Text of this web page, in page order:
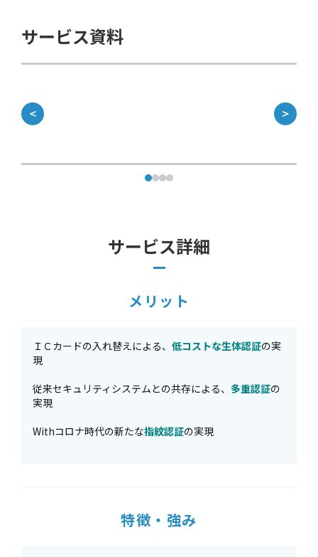
サービス資料
＜ ＞
サービス詳細
メリット
ＩＣカードの入れ替えによる、 低コストな生体認証の実
現
従来セキュリティシステムとの共存による、 多重認証の
実現
Withコロナ時代の新たな指紋認証の実現
特徴・強み